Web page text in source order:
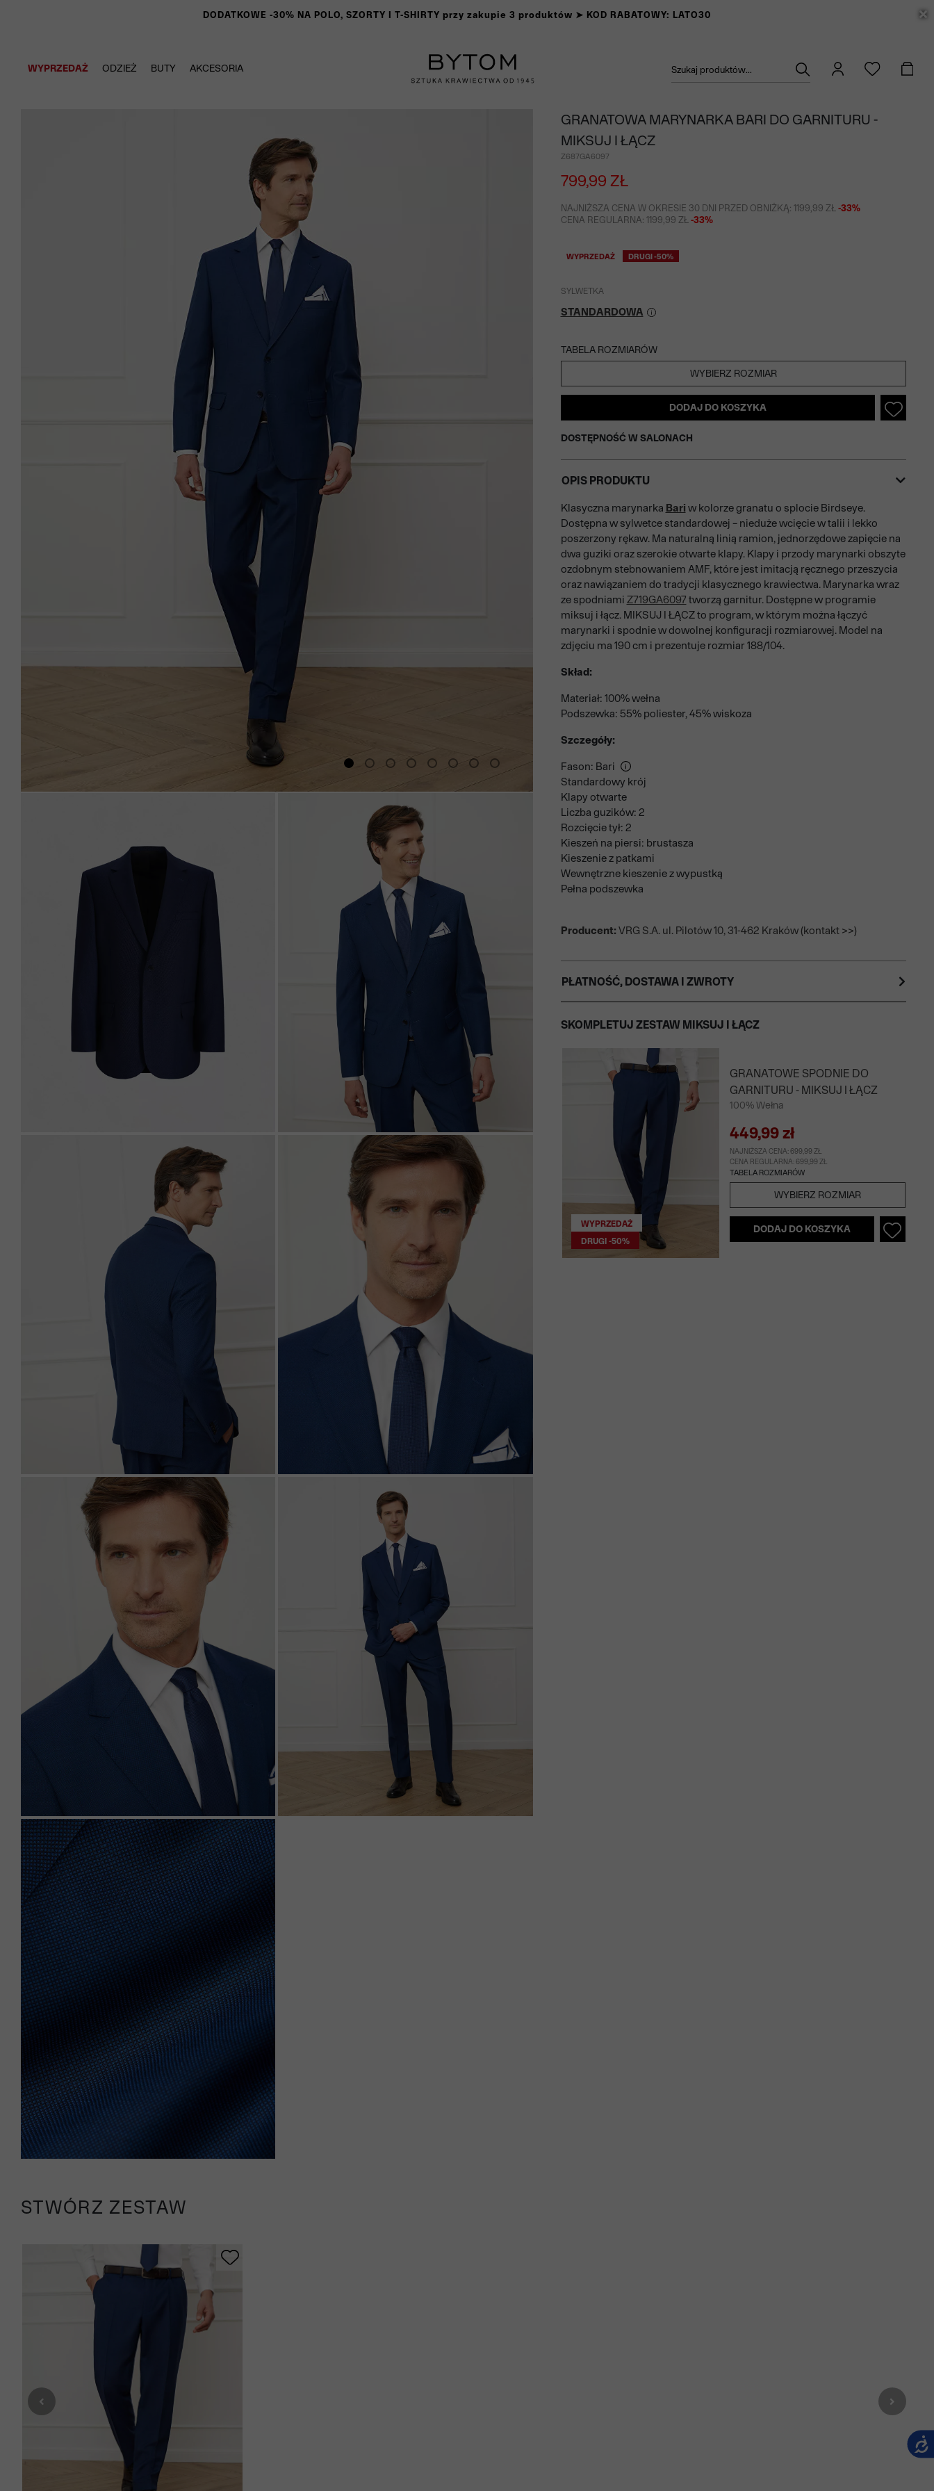
DODATKOWE -30% NA POLO, SZORTY I T-SHIRTY przy zakupie 3 produktów ➤ KOD RABATOWY: LATO30
WYPRZEDAŻ ODZIEŻ BUTY AKCESORIA Szukaj produktów...
GRANATOWA MARYNARKA BARI DO GARNITURU -
MIKSUJ I ŁĄCZ
Z687GA6097
799,99 ZŁ
NAJNIŻSZA CENA W OKRESIE 30 DNI PRZED OBNIŻKĄ: 1199,99 ZŁ -33%
CENA REGULARNA: 1199,99 ZŁ -33%
WYPRZEDAŻ DRUGI -50%
SYLWETKA
STANDARDOWA
TABELA ROZMIARÓW
WYBIERZ ROZMIAR
DODAJ DO KOSZYKA
DOSTĘPNOŚĆ W SALONACH
OPIS PRODUKTU
Klasyczna marynarka Bari w kolorze granatu o splocie Birdseye.
Dostępna w sylwetce standardowej – nieduże wcięcie w talii i lekko
poszerzony rękaw. Ma naturalną linią ramion, jednorzędowe zapięcie na
dwa guziki oraz szerokie otwarte klapy. Klapy i przody marynarki obszyte
ozdobnym stebnowaniem AMF, które jest imitacją ręcznego przeszycia
oraz nawiązaniem do tradycji klasycznego krawiectwa. Marynarka wraz
ze spodniami Z719GA6097 tworzą garnitur. Dostępne w programie
miksuj i łącz. MIKSUJ I ŁĄCZ to program, w którym można łączyć
marynarki i spodnie w dowolnej konfiguracji rozmiarowej. Model na
zdjęciu ma 190 cm i prezentuje rozmiar 188/104.
Skład:
Materiał: 100% wełna
Podszewka: 55% poliester, 45% wiskoza
Szczegóły:
Fason: Bari
Standardowy krój
Klapy otwarte
Liczba guzików: 2
Rozcięcie tył: 2
Kieszeń na piersi: brustasza
Kieszenie z patkami
Wewnętrzne kieszenie z wypustką
Pełna podszewka
Producent: VRG S.A. ul. Pilotów 10, 31-462 Kraków (kontakt >>)
PŁATNOŚĆ, DOSTAWA I ZWROTY
SKOMPLETUJ ZESTAW MIKSUJ I ŁĄCZ
WYPRZEDAŻ
DRUGI -50%
GRANATOWE SPODNIE DO
GARNITURU - MIKSUJ I ŁĄCZ
100% Wełna
449,99 zł
NAJNIŻSZA CENA: 699,99 ZŁ
CENA REGULARNA: 699,99 ZŁ
TABELA ROZMIARÓW
WYBIERZ ROZMIAR
DODAJ DO KOSZYKA
STWÓRZ ZESTAW